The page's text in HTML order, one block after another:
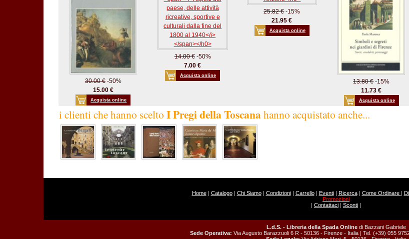
30.00 €-50%
15.00 €
Acquista online
14.00 €-50%
7.00 €
Acquista online
25.82 €-15%
21.95 €
Acquista online
13.80 €-15%
11.73 €
Acquista online
i clienti che hanno scelto I Pregi della Toscanahanno acquistato anche...
Home| Catalogo| Chi Siamo| Condizioni| Carrello| Eventi| Ricerca| Come Ordinare |
Promozioni
| Contattaci | Sconti |
L.d.S. - Libreria della Spada Online di Bazzani Gabriele
Sede Operativa: Via Augusto Barazzuoli 6 R - 50136 - Firenze - Italia | Tel. (+39) 055